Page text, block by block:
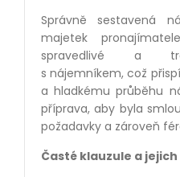
Správně sestavená
majetek
spravedlivé a
s nájemníkem, což
a hladkému průběhu
příprava, aby byla
požadavky a zároveň
Časté klauzule a